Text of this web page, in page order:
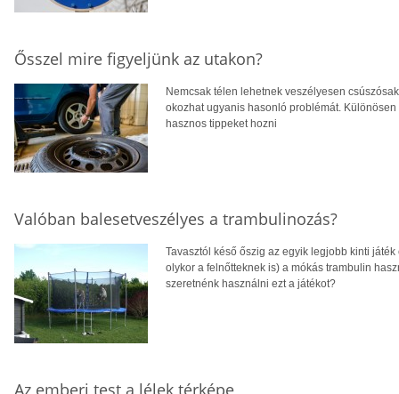
Ősszel mire figyeljünk az utakon?
Nemcsak télen lehetnek veszélyesen
okozhat ugyanis hasonló problémát.
hasznos tippeket hozni
Valóban balesetveszélyes a trambulinozás?
Tavasztól késő őszig az egyik legjobb kinti
olykor a felnőtteknek is) a mókás trambulin
szeretnénk használni ezt a játékot?
Az emberi test a lélek térképe